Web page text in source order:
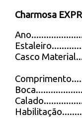
Charmosa
Casco